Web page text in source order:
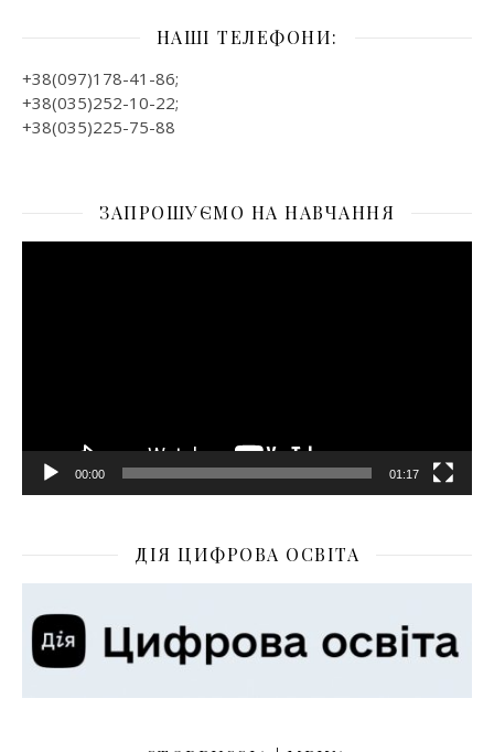
НАШІ ТЕЛЕФОНИ:
+38(097)178-41-86;
+38(035)252-10-22;
+38(035)225-75-88
ЗАПРОШУЄМО НА НАВЧАННЯ
00:00 01:17
ДІЯ ЦИФРОВА ОСВІТА